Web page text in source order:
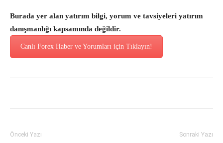
Burada yer alan yatırım bilgi, yorum ve tavsiyeleri yatırım
danışmanlığı kapsamında değildir.
Canlı Forex Haber ve Yorumları için Tıklayın!
Önceki Yazı Sonraki Yazı